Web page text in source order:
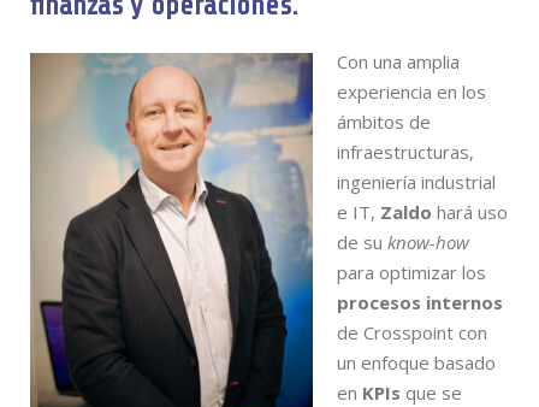
Con una amplia
experiencia en los
ámbitos de
infraestructuras,
ingeniería industrial
e IT, Zaldo hará uso
de su know-how
para optimizar los
procesos internos
de Crosspoint con
un enfoque basado
en KPIs que se